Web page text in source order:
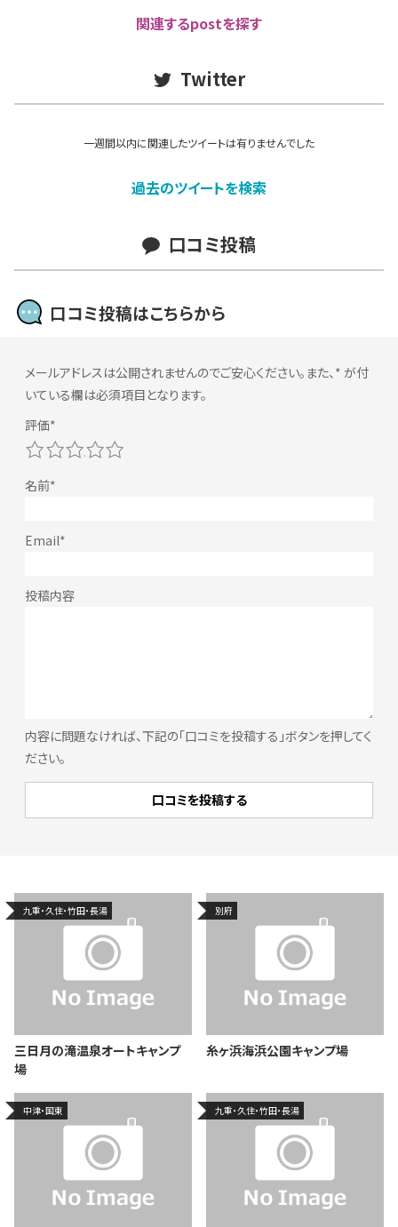
関連するpostを探す
Twitter
一週間以内に関連したツイートは有りませんでした
過去のツイートを検索
口コミ投稿
口コミ投稿はこちらから
メールアドレスは公開されませんのでご安心ください。また、* が付
いている欄は必須項目となります。
内容に問題なければ、下記の「口コミを投稿する」ボタンを押してく
ださい。
5
4
3
2
九重・久住・竹田・長湯
三日月の滝温泉オートキャンプ
場
別府
糸ヶ浜海浜公園キャンプ場
中津・国東 九重・久住・竹田・長湯